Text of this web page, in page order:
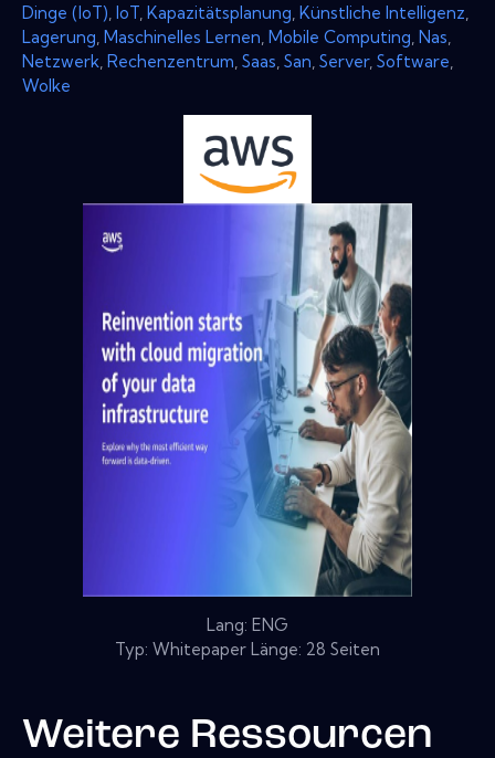
Dinge (IoT) IoT Kapazitätsplanung Künstliche Intelligenz
Lagerung Maschinelles Lernen Mobile Computing Nas
Netzwerk Rechenzentrum Saas San Server, Software
Wolke
Lang: ENG
Typ: Whitepaper Länge: 28 Seiten
Weitere Ressourcen